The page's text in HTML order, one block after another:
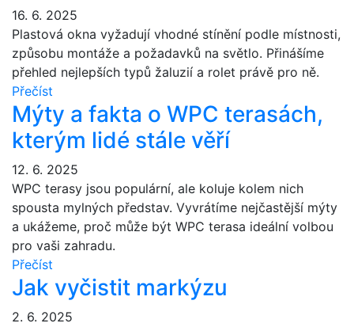
16. 6. 2025
Plastová okna vyžadují vhodné stínění podle místnosti,
způsobu montáže a požadavků na světlo. Přinášíme
přehled nejlepších typů žaluzií a rolet právě pro ně.
Přečíst
Mýty a fakta o WPC terasách,
kterým lidé stále věří
12. 6. 2025
WPC terasy jsou populární, ale koluje kolem nich
spousta mylných představ. Vyvrátíme nejčastější mýty
a ukážeme, proč může být WPC terasa ideální volbou
pro vaši zahradu.
Přečíst
Jak vyčistit markýzu
2. 6. 2025